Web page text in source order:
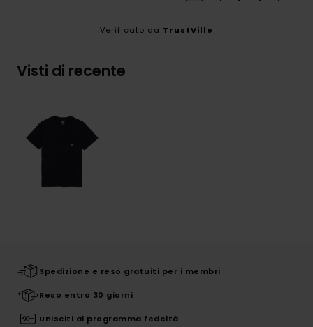
Verificato da TrustVille
Visti di recente
Spedizione e reso gratuiti per i membri
Reso entro 30 giorni
Unisciti al programma fedeltà